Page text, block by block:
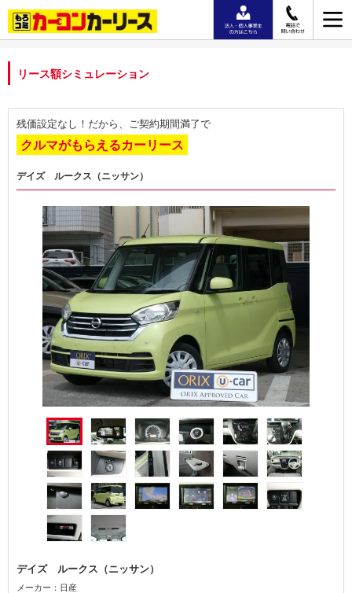
リース額シミュレーション
残価設定なし！だから、ご契約期間満了で
クルマがもらえるカーリース
デイズ ルークス（ニッサン）
デイズ ルークス（ニッサン）
メーカー：日産